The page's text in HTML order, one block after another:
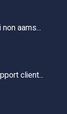
aams...
client...